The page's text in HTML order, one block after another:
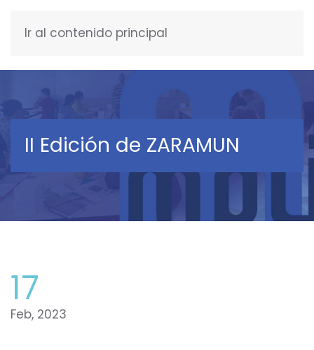
Ir al contenido principal
II Edición de ZARAMUN
17
Feb, 2023